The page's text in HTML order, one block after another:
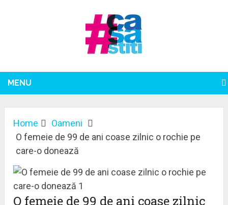
MENU
Home
Oameni
O femeie de 99 de ani coase zilnic o rochie pe
care-o donează
O femeie de 99 de ani coase zilnic